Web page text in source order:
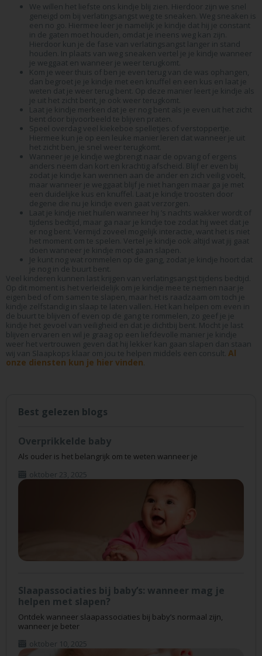
We willen het liefste ons kindje blij zien. Hierdoor zijn we snel
geneigd om bij verlatingsangst weg te sneaken. Weg sneaken is
een no go. Hiermee leer je namelijk je kindje dat hij je constant
in de gaten moet houden, omdat je ineens weg kan zijn.
Hierdoor kun je de fase van verlatingsangst langer in stand
houden. In plaats van weg sneaken vertel je je kindje wanneer
je weggaat en wanneer je weer terugkomt.
Kom je weer thuis of ben je even terug van de was ophangen,
dan begroet je je kindje met een knuffel en een kus en laat je
weten dat je weer terug bent. Op deze manier leert je kindje als
je uit het zicht bent, je ook weer terugkomt.
Laat je kindje merken dat je er nog bent als je even uit het zicht
bent door bijvoorbeeld te blijven praten.
Speel overdag veel kiekeboe spelletjes of verstoppertje.
Hiermee kun je op een leuke manier leren dat wanneer je uit
het zicht ben, je snel weer terugkomt.
Wanneer je je kindje wegbrengt naar de opvang of ergens
anders neem dan kort en krachtig afscheid. Blijf er even bij
zodat je kindje kan wennen aan de ander en zich veilig voelt,
maar wanneer je weggaat blijf je niet hangen maar ga je met
een duidelijke kus en knuffel. Laat je kindje troosten door
degene die nu je kindje even gaat verzorgen.
Laat je kindje niet huilen wanneer hij ’s nachts wakker wordt of
tijdens bedtijd, maar ga naar je kindje toe zodat hij weet dat je
er nog bent. Vermijd zoveel mogelijk interactie, want het is niet
het moment om te spelen. Vertel je kindje ook altijd wat jij gaat
doen wanneer je kindje moet gaan slapen.
Je kunt nog wat rommelen op de gang, zodat je kindje hoort dat
je nog in de buurt bent.
Veel kinderen kunnen last krijgen van verlatingsangst tijdens bedtijd.
Op dit moment is het verleidelijk om je kindje mee te nemen naar je
eigen bed of om samen te slapen, maar het is raadzaam om toch je
kindje zelfstandig in slaap te laten vallen. Het kan helpen om even in
de buurt te blijven of even op de gang te rommelen, zo geef je je
kindje het gevoel van veiligheid en dat je dichtbij bent. Mocht je last
blijven ervaren en wil je graag op een liefdevolle manier je kindje
weer het vertrouwen geven dat hij lekker kan gaan slapen dan staan
wij van Slaapkops klaar om jou te helpen middels een consult. Al
onze diensten kun je hier vinden
Best gelezen blogs
Overprikkelde baby
Als ouder is het belangrijk om te weten wanneer je
oktober 23, 2025
Slaapassociaties bij baby’s: wanneer mag je
helpen met slapen?
Ontdek wanneer slaapassociaties bij baby’s normaal zijn,
wanneer je beter
oktober 10, 2025